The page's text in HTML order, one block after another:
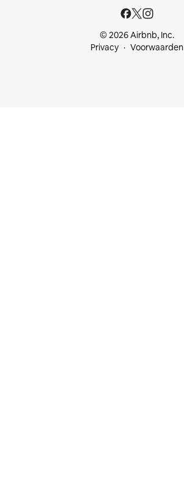
© 2026 Airbnb, Inc.
Privacy
Voorwaarden